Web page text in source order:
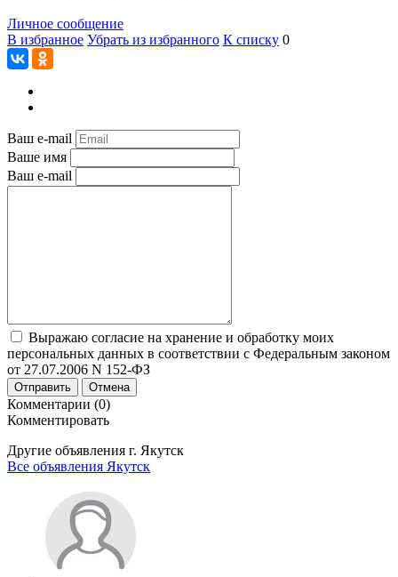
Личное сообщение
В избранное Убрать из избранного К списку 0
Ваш e-mail
Ваше имя
Ваш e-mail
Выражаю согласие на хранение и обработку моих
персональных данных в соответствии с Федеральным законом
от 27.07.2006 N 152-ФЗ
Отправить Отмена
Комментарии (0)
Комментировать
Другие объявления г. Якутск
Все объявления Якутск